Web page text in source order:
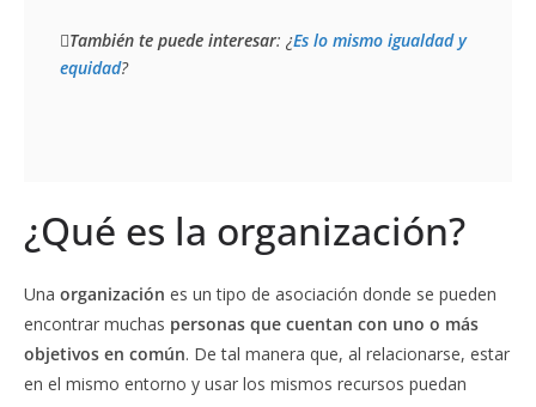
También te puede interesar: ¿Es lo mismo igualdad y
equidad?
¿Qué es la organización?
Una organización es un tipo de asociación donde se pueden
encontrar muchas personas que cuentan con uno o más
objetivos en común. De tal manera que, al relacionarse, estar
en el mismo entorno y usar los mismos recursos puedan